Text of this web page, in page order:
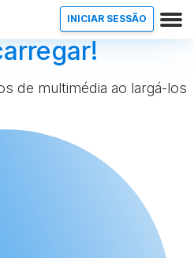
INICIAR SESSÃO
de multimédia ao largá-los